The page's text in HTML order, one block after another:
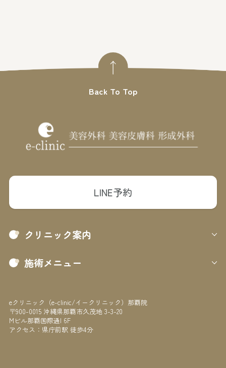
LINE予約
クリニック案内
施術メニュー
eクリニック（e-clinic/イークリニック）那覇院
〒900-0015 沖縄県那覇市久茂地 3-3-20
Mビル那覇国際通I 6F
アクセス：県庁前駅 徒歩4分
Back To Top